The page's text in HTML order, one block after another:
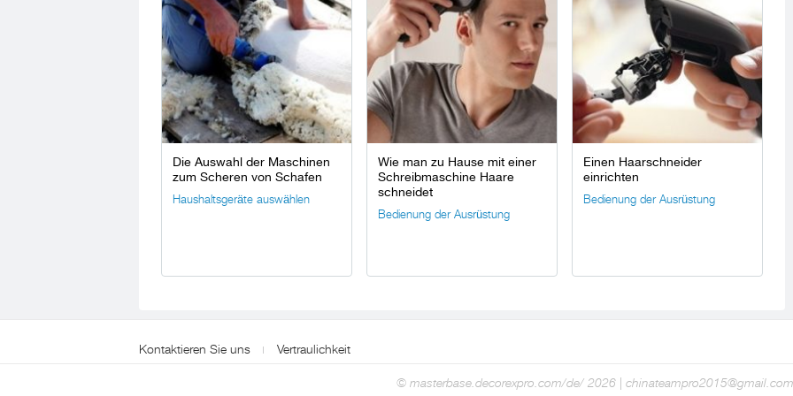
Die Auswahl der Maschinen
zum Scheren von Schafen
Haushaltsgeräte auswählen
Wie man zu Hause mit einer
Schreibmaschine Haare
schneidet
Bedienung der Ausrüstung
Einen Haarschneider
einrichten
Bedienung der Ausrüstung
Kontaktieren Sie uns Vertraulichkeit
© masterbase.decorexpro.com/de/ 2026 | chinateampro2015@gmail.com